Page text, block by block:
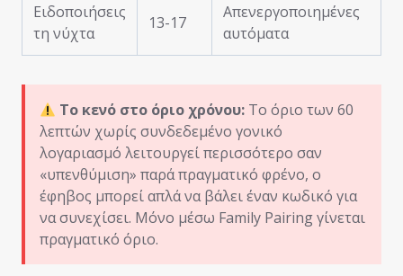
Ειδοποιήσεις
τη νύχτα
13-17
Απενεργοποιημένες
αυτόματα
Το κενό στο όριο χρόνου: Το όριο των 60
λεπτών χωρίς συνδεδεμένο γονικό
λογαριασμό λειτουργεί περισσότερο σαν
«υπενθύμιση» παρά πραγματικό φρένο, ο
έφηβος μπορεί απλά να βάλει έναν κωδικό για
να συνεχίσει. Μόνο μέσω Family Pairing γίνεται
πραγματικό όριο.